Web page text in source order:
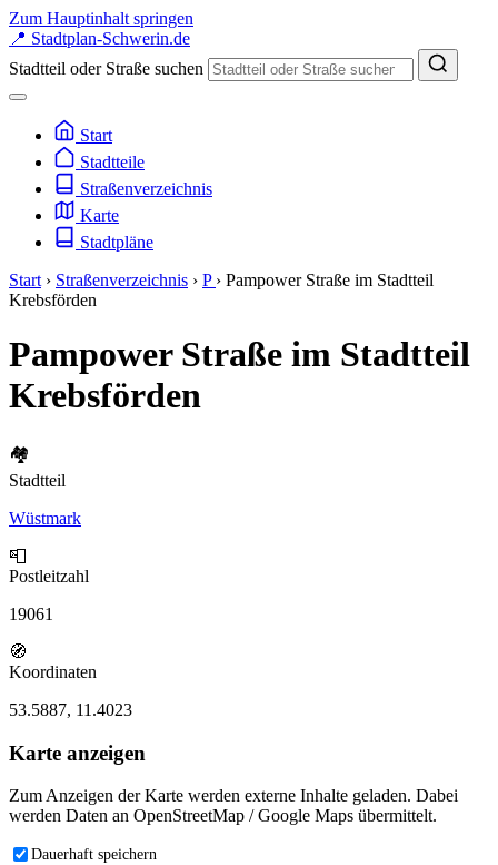
Zum Hauptinhalt springen
📍 Stadtplan-Schwerin.de
Stadtteil oder Straße suchen
Start
Stadtteile
Straßenverzeichnis
Karte
Stadtpläne
Start › Straßenverzeichnis › P › Pampower Straße im Stadtteil
Krebsförden
Pampower Straße im Stadtteil
Krebsförden
🏘️
Stadtteil
Wüstmark
📮
Postleitzahl
19061
🧭
Koordinaten
53.5887, 11.4023
Karte anzeigen
Zum Anzeigen der Karte werden externe Inhalte geladen. Dabei
werden Daten an OpenStreetMap / Google Maps übermittelt.
Dauerhaft speichern